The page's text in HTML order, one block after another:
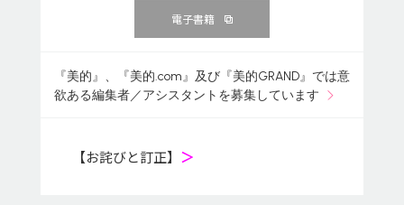
電子書籍
『美的』、『美的.com』及び『美的GRAND』では意
欲ある編集者／アシスタントを募集しています
【お詫びと訂正】 ＞